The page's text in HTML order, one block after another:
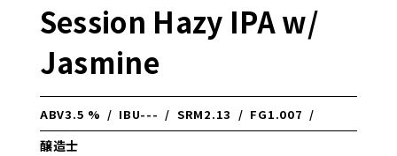
Session Hazy IPA w/
Jasmine
ABV3.5 % / IBU--- / SRM2.13 / FG1.007 /
醸造士